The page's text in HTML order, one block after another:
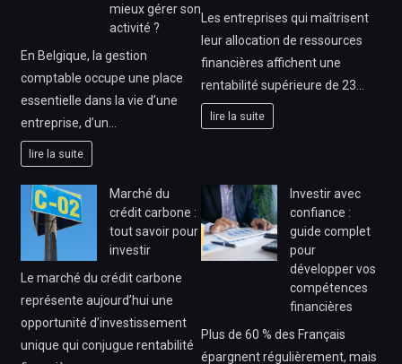
mieux gérer son
activité ?
En Belgique, la gestion
comptable occupe une place
essentielle dans la vie d’une
entreprise, d’un…
lire la suite
Les entreprises qui maîtrisent
leur allocation de ressources
financières affichent une
rentabilité supérieure de 23…
lire la suite
Marché du
crédit carbone :
tout savoir pour
investir
Le marché du crédit carbone
représente aujourd’hui une
opportunité d’investissement
unique qui conjugue rentabilité
Investir avec
confiance :
guide complet
pour
développer vos
compétences
financières
Plus de 60 % des Français
épargnent régulièrement, mais